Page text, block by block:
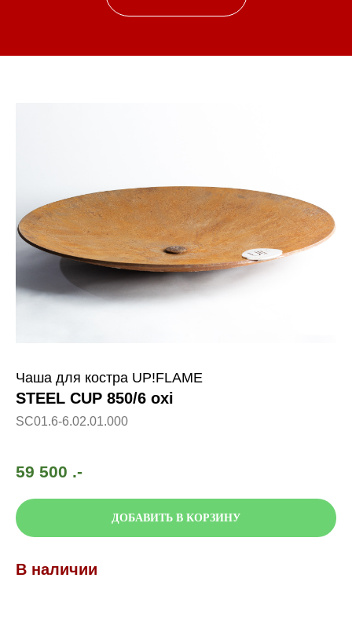
Чаша для костра UP!FLAME
STEEL CUP 850/6 oxi
SC01.6-6.02.01.000
59 500 .-
ДОБАВИТЬ В КОРЗИНУ
В наличии